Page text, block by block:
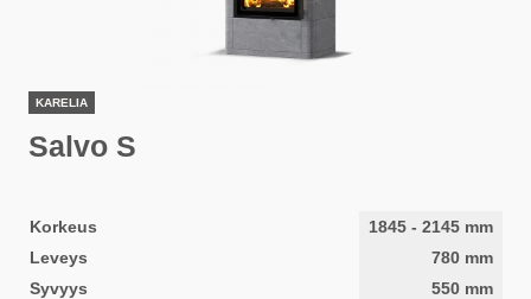
KARELIA
Salvo S
Korkeus 1845 - 2145 mm
Leveys
780 mm
Syvyys
550 mm